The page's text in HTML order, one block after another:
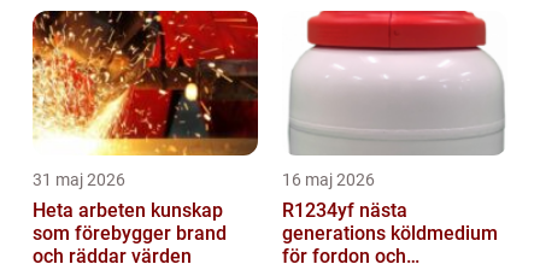
31 maj 2026
Heta arbeten kunskap
som förebygger brand
och räddar värden
16 maj 2026
R1234yf nästa
generations köldmedium
för fordon och